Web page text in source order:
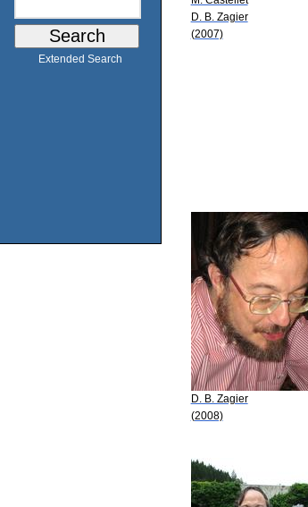
Extended Search
D. B. Zagier
(2007)
D. B. Zagier
(2008)